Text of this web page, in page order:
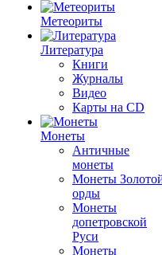
Метеориты
Литература
Книги
Журналы
Видео
Карты на CD
Монеты
Античные
монеты
Монеты
орды
Монеты
допетровской
Руси
Монеты